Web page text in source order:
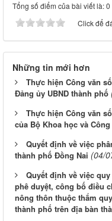
Tổng số điểm của bài viết là:
Click để
Những tin mới hơn
Thực hiện Công văn
Đảng ủy UBND thành phố
Thực hiện Công văn số
của Bộ Khoa học và
Quyết định về việc
thành phố Đồng Nai (04/
Quyết định về việc
phê duyệt, công bố điều
nông thôn thuộc thẩm
thành phố trên địa bàn